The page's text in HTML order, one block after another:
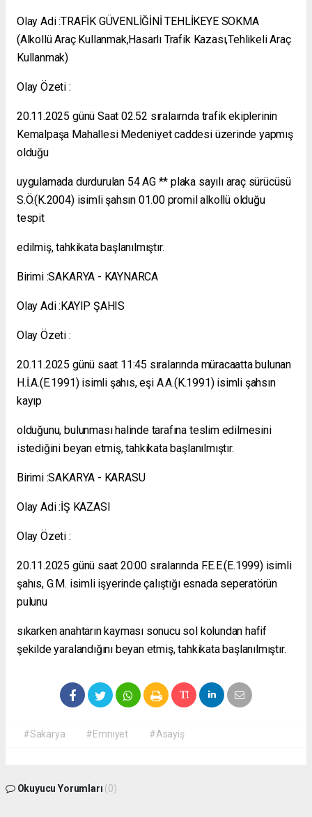
Olay Adi :TRAFİK GÜVENLİĞİNİ TEHLİKEYE SOKMA
(Alkollü Araç Kullanmak,Hasarlı Trafik Kazası,Tehlikeli Araç
Kullanmak)
Olay Özeti :
20.11.2025 günü Saat 02.52 sıralaırnda trafik ekiplerinin
Kemalpaşa Mahallesi Medeniyet caddesi üzerinde yapmış
olduğu
uygulamada durdurulan 54 AG ** plaka sayılı araç sürücüsü
S.Ö.(K.2004) isimli şahsın 01.00 promil alkollü olduğu
tespit
edilmiş, tahkikata başlanılmıştır.
Birimi :SAKARYA - KAYNARCA
Olay Adi :KAYIP ŞAHIS
Olay Özeti :
20.11.2025 günü saat 11:45 sıralarında müracaatta bulunan
H.İ.A.(E.1991) isimli şahıs, eşi A.A.(K.1991) isimli şahsın
kayıp
olduğunu, bulunması halinde tarafına teslim edilmesini
istediğini beyan etmiş, tahkikata başlanılmıştır.
Birimi :SAKARYA - KARASU
Olay Adi :İŞ KAZASI
Olay Özeti :
20.11.2025 günü saat 20:00 sıralarında F.E.E.(E.1999) isimli
şahıs, G.M. isimli işyerinde çalıştığı esnada seperatörün
pulunu
sıkarken anahtarın kayması sonucu sol kolundan hafif
şekilde yaralandığını beyan etmiş, tahkikata başlanılmıştır.
#Sakarya #Emniyet #Asayiş
Okuyucu Yorumları (0)